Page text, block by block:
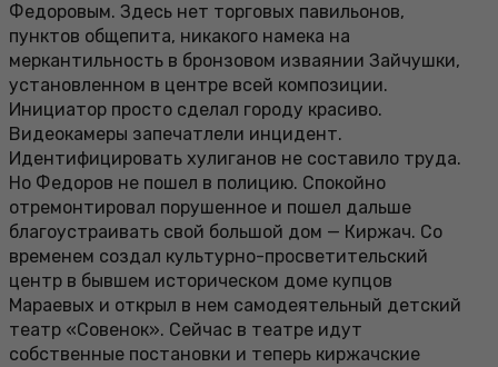
Федоровым. Здесь нет торговых павильонов,
пунктов общепита, никакого намека на
меркантильность в бронзовом изваянии Зайчушки,
установленном в центре всей композиции.
Инициатор просто сделал городу красиво.
Видеокамеры запечатлели инцидент.
Идентифицировать хулиганов не составило труда.
Но Федоров не пошел в полицию. Спокойно
отремонтировал порушенное и пошел дальше
благоустраивать свой большой дом — Киржач. Со
временем создал культурно-просветительский
центр в бывшем историческом доме купцов
Мараевых и открыл в нем самодеятельный детский
театр «Совенок». Сейчас в театре идут
собственные постановки и теперь киржачские